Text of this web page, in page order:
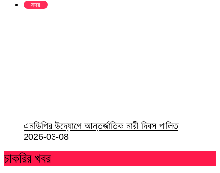
সদর
এনডিপির উদ্যোগে আন্তর্জাতিক নারী দিবস পালিত
2026-03-08
চাকরির খবর